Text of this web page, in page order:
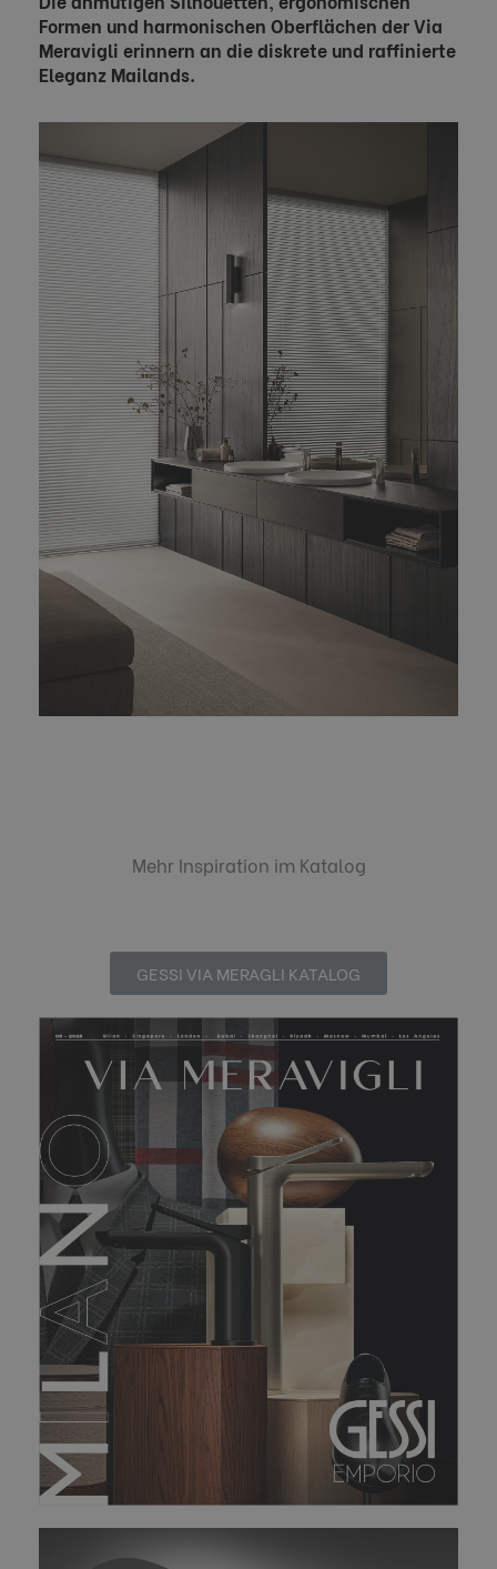
Formen und harmonischen Oberflächen der Via
Meravigli erinnern an die diskrete und raffinierte
Eleganz Mailands.
Mehr Inspiration im Katalog
GESSI VIA MERAGLI KATALOG